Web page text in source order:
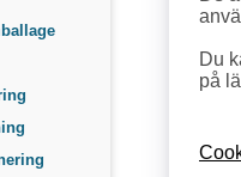
Du
på